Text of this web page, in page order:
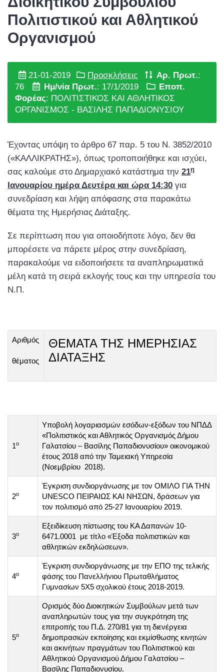
Πολιτιστικού και Αθλητικού
Οργανισμού
21-01-2019 Προσκλήσεις Αρ. Πρωτ.:
76
Ημ/νία Πρωτ.: 17/1/2019
Εποπ.
Φορέας: ΠΟΛΙΤΙΣΤΙΚΟΣ ΚΑΙ ΑΘΛΗΤΙΚΟΣ
ΟΡΓΑΝΙΣΜΟΣ - ΒΑΣΙΛΗΣ ΠΑΠΑΔΙΟΝΥΣΙΟΥ
Έχοντας υπόψη το άρθρο 67 παρ. 5 του Ν. 3852/2010
(«ΚΑΛΛΙΚΡΑΤΗΣ»), όπως τροποποιήθηκε και ισχύει,
σας καλούμε στο Δημαρχιακό κατάστημα την 21η
Ιανουαρίου ημέρα Δευτέρα και ώρα 14:30 για
συνεδρίαση και λήψη απόφασης στα παρακάτω
θέματα της Ημερήσιας Διάταξης.
Σε περίπτωση που για οποιοδήποτε λόγο, δεν θα
μπορέσετε να πάρετε μέρος στην συνεδρίαση,
παρακαλούμε να ειδοποιήσετε τα αναπληρωματικά
μέλη κατά τη σειρά εκλογής τους και την υπηρεσία του
Ν.Π.
Αριθμός
θέματος
ΘΕΜΑΤΑ ΤΗΣ ΗΜΕΡΗΣΙΑΣ
ΔΙΑΤΑΞΗΣ
1ο
Υποβολή λογαριασμών εσόδων-εξόδων του ΝΠΔΔ
«Πολιτιστικός και Αθλητικός Οργανισμός Δήμου
Γαλατσίου – Βασίλης Παπαδιονυσίου» οικονομικού
έτους 2018 από την Ταμειακή Υπηρεσία
(Νοεμβρίου 2018).
2ο
Έγκριση συνδιοργάνωσης με τον ΟΜΙΛΟ ΓΙΑ ΤΗΝ
UNESCO ΠΕΙΡΑΙΩΣ ΚΑΙ ΝΗΣΩΝ, δράσεων για
τον πολιτισμό από 25-27 Ιανουαρίου 2019.
3ο
Εξειδίκευση πίστωσης του ΚΑ Δαπανών 10-
6471.0001 με τίτλο «Έξοδα πολιτιστικών και
αθλητικών εκδηλώσεων».
4ο
Έγκριση συνδιοργάνωσης με την ΕΠΟ της τελικής
φάσης του Πανελλήνιου Πρωταθλήματος
Γυμνασίων 5Χ5 σχολικού έτους 2018-2019.
5ο
Ορισμός δύο Διοικητικών Συμβούλων μετά των
αναπληρωτών τους για την συγκρότηση της
επιτροπής του Π.Δ. 270/81 για τη διενέργεια
δημοπρασιών εκποίησης και εκμίσθωσης κινητών
και ακινήτων πραγμάτων του Πολιτιστικού και
Αθλητικού Οργανισμού Δήμου Γαλατσίου –
Βασίλης Παπαδιονυσίου.